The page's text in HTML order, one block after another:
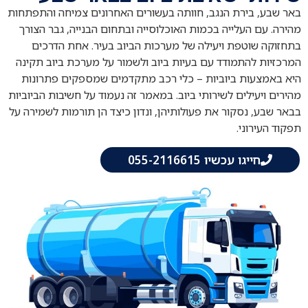
באר שבע, בירת הנגב, חוותה בעשורים האחרונים צמיחה והתפתחות
מהירה. עם העלייה בכמות האוכלוסייה ובתחום הבנייה, גבר הצורך
בתחזוקה שוטפת ויעילה של מערכות הביוב בעיר. אחת הדרכים
המרכזיות להתמודד עם בעיות ביוב ולשמור על מערכת ביוב תקינה
היא באמצעות ביוביות – כלי רכב מתקדמים שמספקים פתרונות
מהירים ויעילים לשירותי ביוב. במאמר זה נעמוד על חשיבות הביוביות
בבאר שבע, נסקור את פעולותיהן, ונדון כיצד הן תורמות לשמירה על
תפקוד העירוני.
חייגו עכשיו 055-2116615